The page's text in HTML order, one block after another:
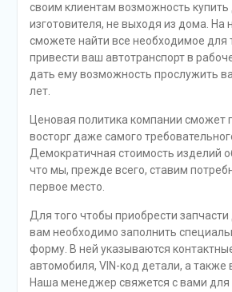
своим клиентам возможность купить
изготовителя, не выходя из дома. На
сможете найти все необходимое для
привести ваш автотранспорт в
дать ему возможность прослужить
лет.
Ценовая политика компании сможет
восторг даже самого
Демократичная стоимость изделий
что мы, прежде всего, ставим
первое место.
Для того чтобы приобрести
вам необходимо заполнить
форму. В ней указываются
автомобиля, VIN-код детали, а
Наша менеджер свяжется с вами для